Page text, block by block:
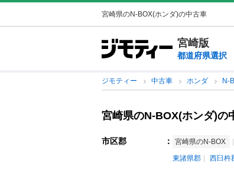
宮崎県のN-BOX(ホンダ)の中古車
宮崎版
都道府県選択
ジモティー 中古車 ホンダ N-
宮崎県のN-BOX(ホンダ)の
市区郡 ： 宮崎県のN-BOX
東諸県郡
西臼杵